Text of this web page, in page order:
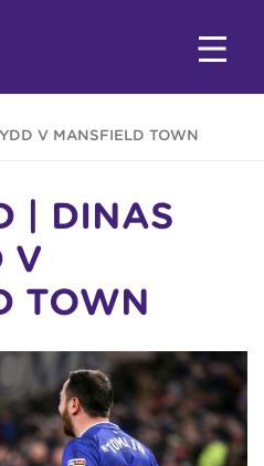
V MANSFIELD TOWN
| DINAS
V
TOWN